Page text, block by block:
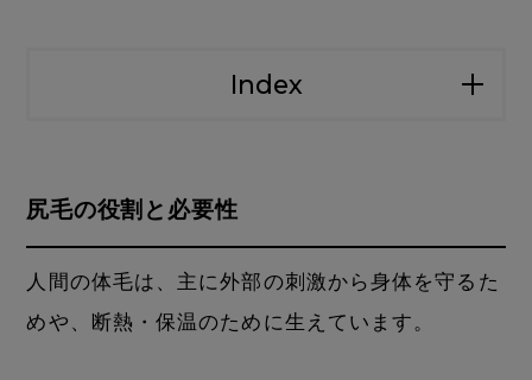
Index
尻毛の役割と必要性
人間の体毛は、主に外部の刺激から身体を守るた
めや、断熱・保温のために生えています。